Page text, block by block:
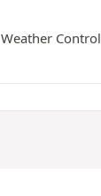
Weather